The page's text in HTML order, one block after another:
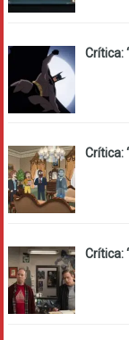
Crítica:
Crítica:
Crítica: